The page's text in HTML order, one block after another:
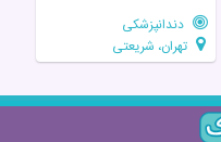
دندانپزشکی
تهران، شریعتی